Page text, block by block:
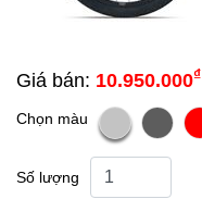
Giá bán: 10.950.000₫
Chọn màu
Số lượng